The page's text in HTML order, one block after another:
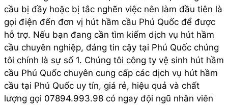
cầu bị đầy hoặc bị tắc nghẽn việc nên làm đầu tiên là
gọi điện đến đơn vị hút hầm cầu Phú Quốc để được
hỗ trợ. Nếu bạn đang cần tìm kiếm dịch vụ hút hầm
cầu chuyên nghiệp, đáng tin cậy tại Phú Quốc chúng
tôi chính là sự số 1. Chúng tôi công ty vệ sinh hút hầm
cầu Phú Quốc chuyên cung cấp các dịch vụ hút hầm
cầu tại Phú Quốc uy tín, giá rẻ, hiệu quả và chất
lượng gọi 07894.993.98 có ngay đội ngũ nhân viên